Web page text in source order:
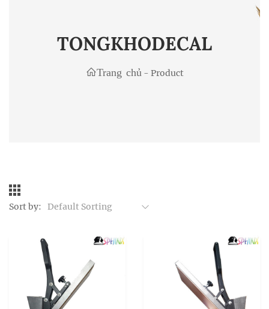
TONGKHODECAL
Trang chủ - Product
Sort by: Default Sorting